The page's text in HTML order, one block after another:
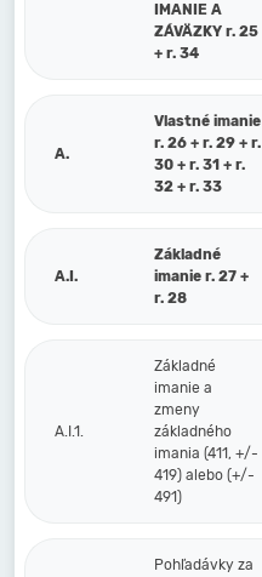
IMANIE A
ZÁVÄZKY r. 25
+ r. 34
A.
Vlastné imanie
r. 26 + r. 29 + r.
30 + r. 31 + r.
32 + r. 33
A.I.
Základné
imanie r. 27 +
r. 28
A.I.1.
Základné
imanie a
zmeny
základného
imania (411, +/-
419) alebo (+/-
491)
Pohľadávky za